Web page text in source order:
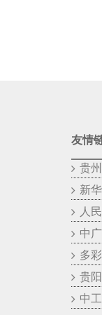
友情
贵
新
人
中
多
贵
中